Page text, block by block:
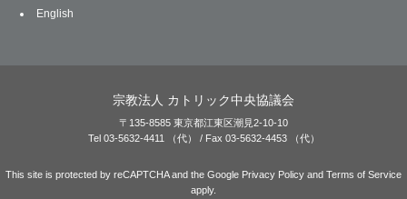
English
宗教法人 カトリック中央協議会
〒135-8585 東京都江東区潮見2-10-10
Tel 03-5632-4411 （代） / Fax 03-5632-4453 （代）
This site is protected by reCAPTCHA and the Google Privacy Policy and Terms of Service
apply.